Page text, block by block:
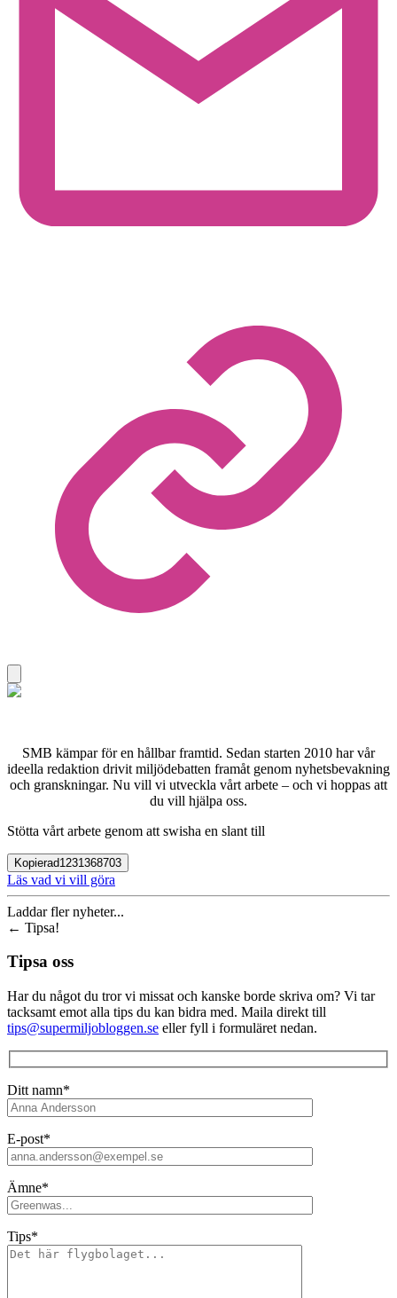
SMB kämpar för en hållbar framtid. Sedan starten 2010 har vår
ideella redaktion drivit miljödebatten framåt genom nyhetsbevakning
och granskningar. Nu vill vi utveckla vårt arbete – och vi hoppas att
du vill hjälpa oss.
Stötta vårt arbete genom att swisha en slant till
Kopierad1231368703
Läs vad vi vill göra
Laddar fler nyheter...
← Tipsa!
Tipsa oss
Har du något du tror vi missat och kanske borde skriva om? Vi tar
tacksamt emot alla tips du kan bidra med. Maila direkt till
tips@supermiljobloggen.se eller fyll i formuläret nedan.
Ditt namn*
E-post*
Ämne*
Tips*